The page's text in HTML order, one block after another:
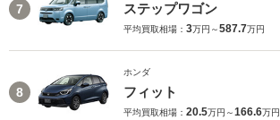
7 ステップワゴン
平均買取相場： 3万円～587.7万円
8
ホンダ
フィット
平均買取相場： 20.5万円～166.6万円